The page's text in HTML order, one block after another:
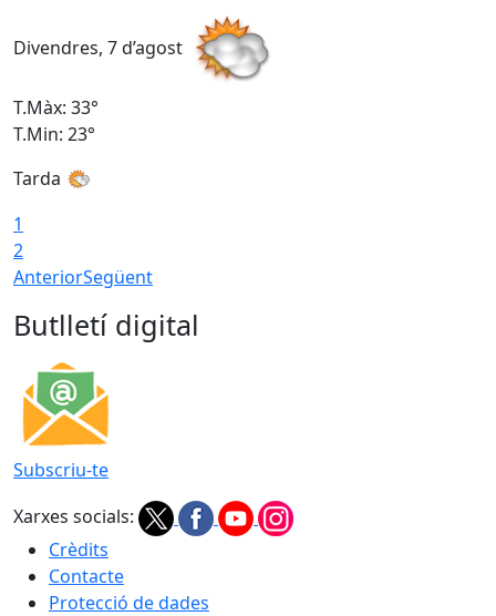
Divendres, 7 d’agost
T.Màx: 33°
T.Min: 23°
Tarda
1
2
AnteriorSegüent
Butlletí digital
Subscriu-te
Xarxes socials:
Crèdits
Contacte
Protecció de dades